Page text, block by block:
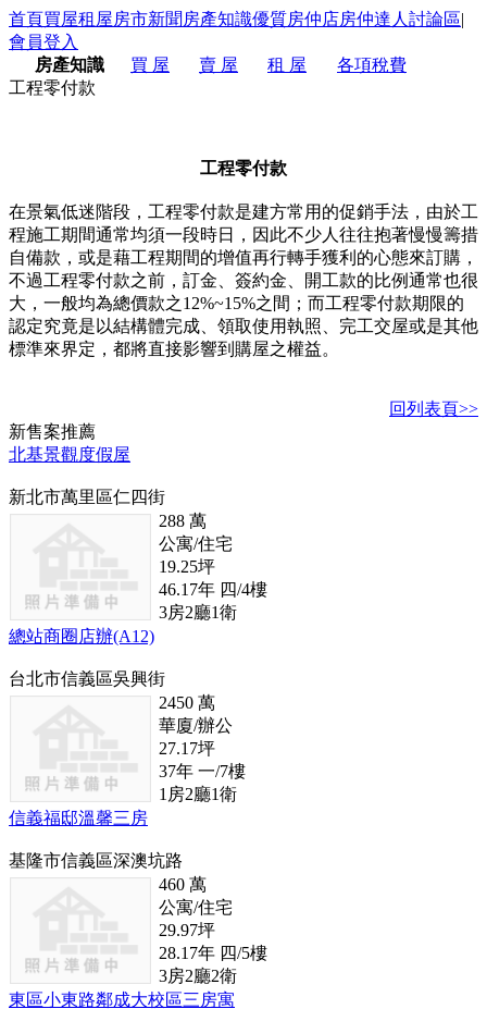
首頁買屋租屋房市新聞 房產知識優質房仲店房仲達人 討論區|
會員登入
房產知識
買 屋 賣 屋 租 屋
各項稅費
工程零付款
工程零付款
在景氣低迷階段，工程零付款是建方常用的促銷手法，由於工
程施工期間通常均須一段時日，因此不少人往往抱著慢慢籌措
自備款，或是藉工程期間的增值再行轉手獲利的心態來訂購，
不過工程零付款之前，訂金、簽約金、開工款的比例通常也很
大，一般均為總價款之12%~15%之間；而工程零付款期限的
認定究竟是以結構體完成、領取使用執照、完工交屋或是其他
標準來界定，都將直接影響到購屋之權益。
回列表頁>>
新售案推薦
北基景觀度假屋
新北市萬里區仁四街
288 萬
公寓/住宅
19.25坪
46.17年 四/4樓
3房2廳1衛
總站商圈店辦(A12)
台北市信義區吳興街
2450 萬
華廈/辦公
27.17坪
37年 一/7樓
1 房2廳1衛
信義福邸溫馨三房
基隆市信義區深澳坑路
460 萬
公寓/住宅
29.97坪
28.17年 四/5樓
3房2廳2衛
東區小東路鄰成大校區三房寓